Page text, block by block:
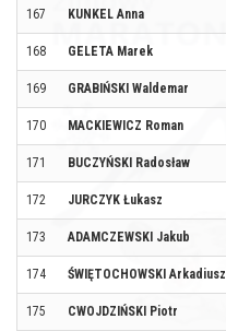
167 KUNKEL Anna
168 GELETA Marek
169 GRABIŃSKI Waldemar
170 MACKIEWICZ Roman
171 BUCZYŃSKI Radosław
172 JURCZYK Łukasz
173 ADAMCZEWSKI Jakub
174 ŚWIĘTOCHOWSKI Arkadiusz
175 CWOJDZIŃSKI Piotr